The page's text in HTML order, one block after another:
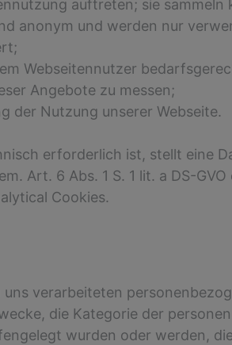
auftreten; sie
anonym und werden nur
Webseitennutzer
Angebote zu messen;
der Nutzung unserer Webseite.
erforderlich ist, stellt eine
Art. 6 Abs. 1 S. 1 lit. a DS-
Cookies.
verarbeiteten
die Kategorie der
wurden oder werden,